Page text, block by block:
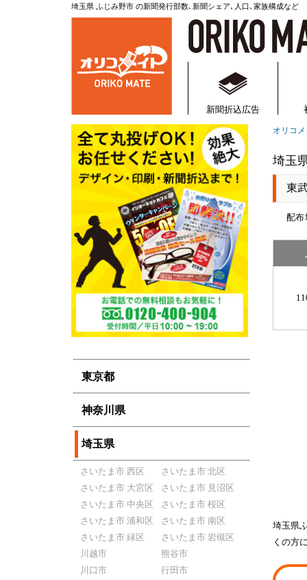
埼玉県 ふじみ野市 の新聞発行部数､新聞シェア､人口､家族構成など
新聞折込・折込
新聞折込広告
東京都
神奈川県
埼玉県
さいたま市 西区
さいたま市 北区
さいたま市 大宮区
さいたま市 見沼区
さいたま市 中央区
さいたま市 桜区
さいたま市 浦和区
さいたま市 南区
さいたま市 緑区
さいたま市 岩槻区
川越市
熊谷市
川口市
行田市
オリコ
埼玉
東
配布
埼玉県
くの方